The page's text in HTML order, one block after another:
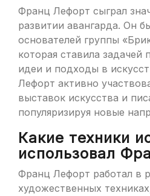
Франц Лефорт сыграл
развитии авангарда. Он
основателей группы
которая ставила задачей
идеи и подходы в
Лефорт активно
выставок искусства и
популяризируя новые
Какие техники
использовал
Франц Лефорт работал в
художественных